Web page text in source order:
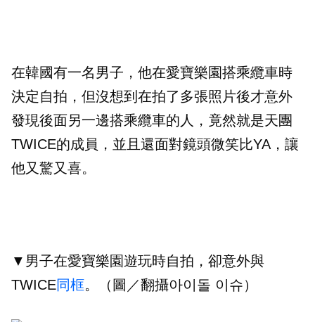
在韓國有一名男子，他在愛寶樂園搭乘纜車時
決定自拍，但沒想到在拍了多張照片後才意外
發現後面另一邊搭乘纜車的人，竟然就是天團
TWICE的成員，並且還面對鏡頭微笑比YA，讓
他又驚又喜。
▼男子在愛寶樂園遊玩時自拍，卻意外與
TWICE同框。（圖／翻攝아이돌 이슈）